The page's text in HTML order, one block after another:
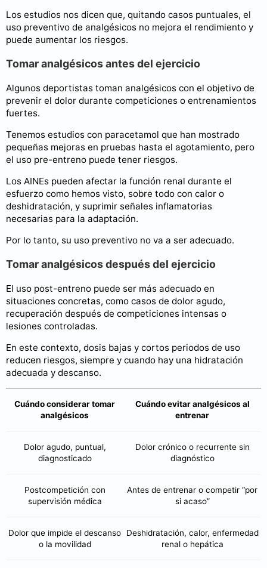
Los estudios nos dicen que, quitando casos puntuales, el
uso preventivo de analgésicos no mejora el rendimiento y
puede aumentar los riesgos.
Tomar analgésicos antes del ejercicio
Algunos deportistas toman analgésicos con el objetivo de
prevenir el dolor durante competiciones o entrenamientos
fuertes.
Tenemos estudios con paracetamol que han mostrado
pequeñas mejoras en pruebas hasta el agotamiento, pero
el uso pre-entreno puede tener riesgos.
Los AINEs pueden afectar la función renal durante el
esfuerzo como hemos visto, sobre todo con calor o
deshidratación, y suprimir señales inflamatorias
necesarias para la adaptación.
Por lo tanto, su uso preventivo no va a ser adecuado.
Tomar analgésicos después del ejercicio
El uso post-entreno puede ser más adecuado en
situaciones concretas, como casos de dolor agudo,
recuperación después de competiciones intensas o
lesiones controladas.
En este contexto, dosis bajas y cortos periodos de uso
reducen riesgos, siempre y cuando hay una hidratación
adecuada y descanso.
Cuándo considerar tomar
analgésicos
Cuándo evitar analgésicos al
entrenar
Dolor agudo, puntual,
diagnosticado
Dolor crónico o recurrente sin
diagnóstico
Postcompetición con
supervisión médica
Antes de entrenar o competir “por
si acaso”
Dolor que impide el descanso
o la movilidad
Deshidratación, calor, enfermedad
renal o hepática